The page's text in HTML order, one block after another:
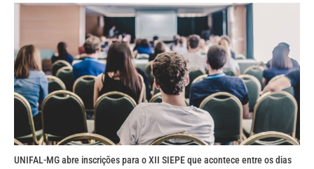
UNIFAL-MG abre inscrições para o XII SIEPE que acontece entre os dias